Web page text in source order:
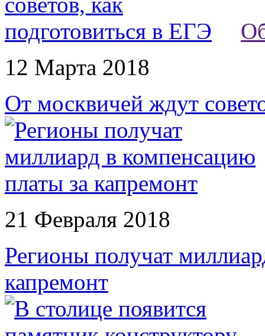
12 Марта 2018
От москвичей ждут
21 Февраля 2018
Регионы получат
капремонт